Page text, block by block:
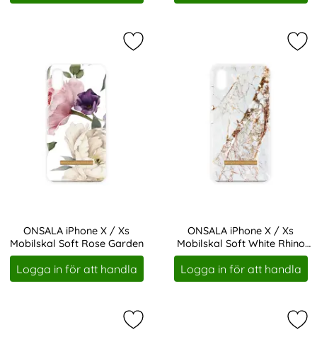
ONSALA iPhone X / Xs
Mobilskal Soft Rose Garden
Art. nr 207665
Logga in för att handla
Markera oNSALA iPhone X / Xs
ONSALA iPhone X / Xs
Mobilskal Soft White Rhino
Marble
Art. nr 207667
Logga in för att handla
Markera gEAR iPhone X/Xs